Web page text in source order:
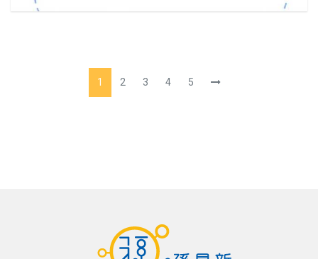
1 2 3 4 5